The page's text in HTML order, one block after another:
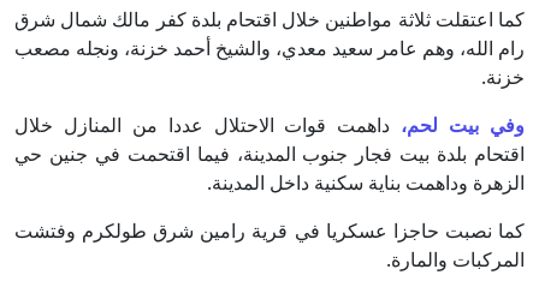
كما اعتقلت ثلاثة مواطنين خلال اقتحام بلدة كفر مالك شمال شرق
رام الله، وهم عامر سعيد معدي، والشيخ أحمد خزنة، ونجله مصعب
خزنة.
وفي بيت لحم، داهمت قوات الاحتلال عددا من المنازل خلال
اقتحام بلدة بيت فجار جنوب المدينة، فيما اقتحمت في جنين حي
الزهرة وداهمت بناية سكنية داخل المدينة.
كما نصبت حاجزا عسكريا في قرية رامين شرق طولكرم وفتشت
المركبات والمارة.